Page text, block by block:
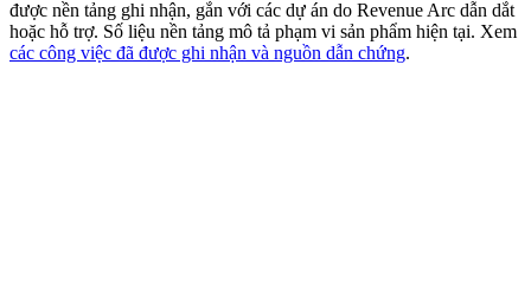
được nền tảng ghi nhận, gắn với các dự án do Revenue Arc dẫn dắt
hoặc hỗ trợ. Số liệu nền tảng mô tả phạm vi sản phẩm hiện tại. Xem
các công việc đã được ghi nhận và nguồn dẫn chứng.